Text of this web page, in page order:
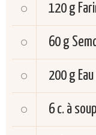
120 g
60 g
200 g
6 c. à